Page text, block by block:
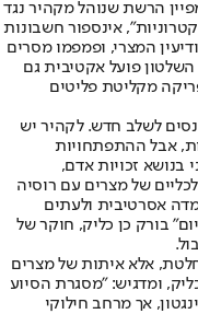
הרשת שנוהל מקהיר נגד
אינספור חשבונות
המצרי, ופמפמו מסרים
פועל אקטיבית גם
מקליטת פליטים
לשלב חדש. לקהיר יש
אבל ההתפתחויות
זכויות אדם,
של מצרים עם רוסיה
אסרטיבית ולעתים
בורק כן כליק, חוקר של
אלא איתות של מצרים
ומדגיש: "מסגרת הסיוע
אך מרחב חילוקי